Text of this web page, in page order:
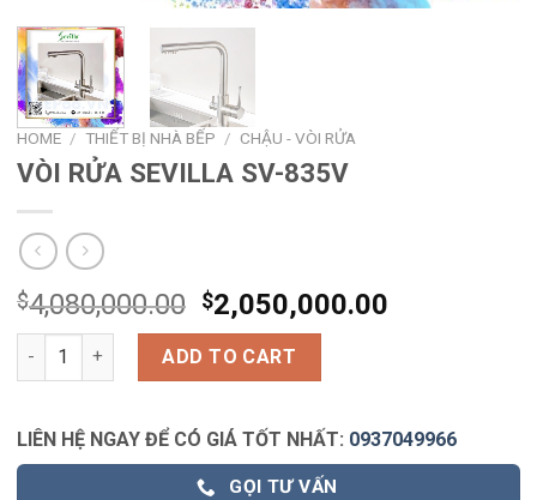
HOME / THIẾT BỊ NHÀ BẾP / CHẬU - VÒI RỬA
VÒI RỬA SEVILLA SV-835V
$4,080,000.00 $2,050,000.00
VÒI RỬA SEVILLA SV-835V quantity
ADD TO CART
LIÊN HỆ NGAY ĐỂ CÓ GIÁ TỐT NHẤT: 0937049966
GỌI TƯ VẤN